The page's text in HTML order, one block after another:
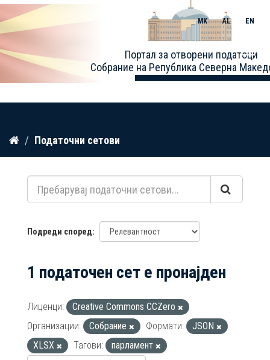
Прескокнете
содржина
Портал за отворени податоци
Собрание на Република Северна
MK AL EN
Toggle
Податочни сетови
Подреди според
1 податочен сет е пронајден
Лиценци:
Creative Commons CCZero
Организации:
Собрание Формати:
JSON
XLSX
Тагови: парламент